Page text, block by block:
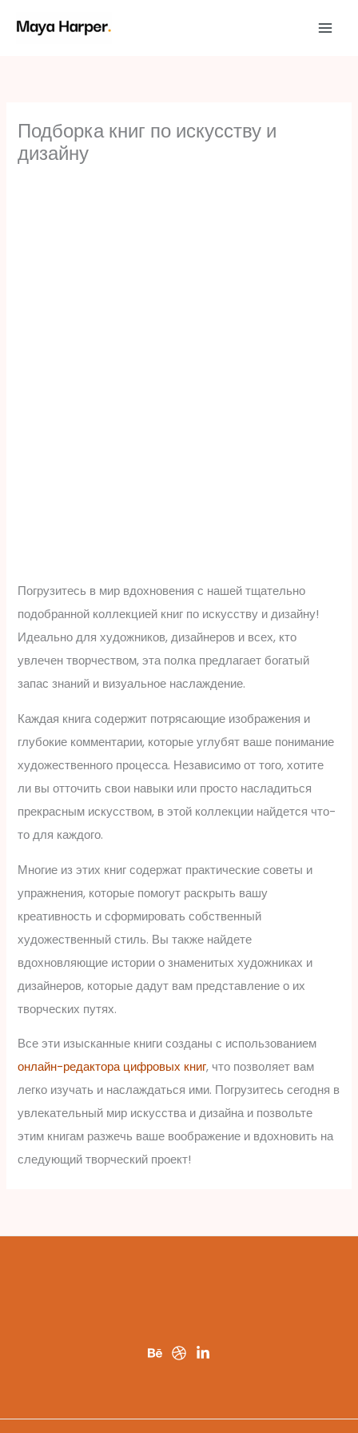
Подборка книг по искусству и
дизайну
Погрузитесь в мир вдохновения с нашей тщательно
подобранной коллекцией книг по искусству и дизайну!
Идеально для художников, дизайнеров и всех, кто
увлечен творчеством, эта полка предлагает богатый
запас знаний и визуальное наслаждение.
Каждая книга содержит потрясающие изображения и
глубокие комментарии, которые углубят ваше понимание
художественного процесса. Независимо от того, хотите
ли вы отточить свои навыки или просто насладиться
прекрасным искусством, в этой коллекции найдется что-
то для каждого.
Многие из этих книг содержат практические советы и
упражнения, которые помогут раскрыть вашу
креативность и сформировать собственный
художественный стиль. Вы также найдете
вдохновляющие истории о знаменитых художниках и
дизайнеров, которые дадут вам представление о их
творческих путях.
Все эти изысканные книги созданы с использованием
онлайн-редактора цифровых книг, что позволяет вам
легко изучать и наслаждаться ими. Погрузитесь сегодня в
увлекательный мир искусства и дизайна и позвольте
этим книгам разжечь ваше воображение и вдохновить на
следующий творческий проект!